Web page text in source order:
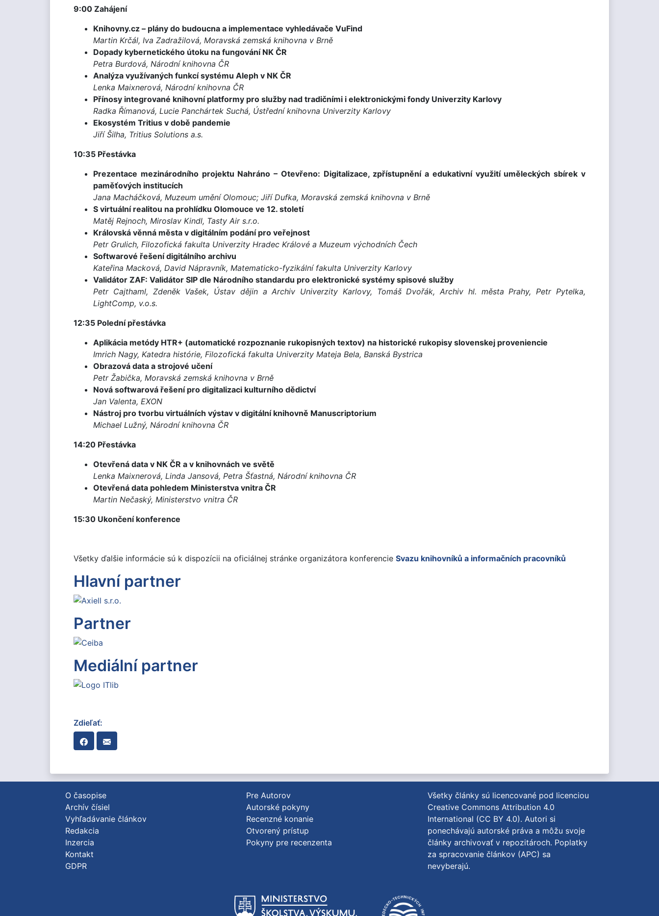
9:00 Zahájení
Knihovny.cz – plány do budoucna a implementace vyhledávače VuFind
Martin Krčál, Iva Zadražilová, Moravská zemská knihovna v Brně
Dopady kybernetického útoku na fungování NK ČR
Petra Burdová, Národní knihovna ČR
Analýza využívaných funkcí systému Aleph v NK ČR
Lenka Maixnerová, Národní knihovna ČR
Přínosy integrované knihovní platformy pro služby nad tradičními i elektronickými fondy Univerzity Karlovy
Radka Římanová, Lucie Panchártek Suchá, Ústřední knihovna Univerzity Karlovy
Ekosystém Tritius v době pandemie
Jiří Šilha, Tritius Solutions a.s.
10:35 Přestávka
Prezentace mezinárodního projektu Nahráno – Otevřeno: Digitalizace, zpřístupnění a edukativní využití uměleckých sbírek v
paměťových institucích
Jana Macháčková, Muzeum umění Olomouc; Jiří Dufka, Moravská zemská knihovna v Brně
S virtuální realitou na prohlídku Olomouce ve 12. století
Matěj Rejnoch, Miroslav Kindl, Tasty Air s.r.o.
Královská věnná města v digitálním podání pro veřejnost
Petr Grulich, Filozofická fakulta Univerzity Hradec Králové a Muzeum východních Čech
Softwarové řešení digitálního archivu
Kateřina Macková, David Nápravník, Matematicko-fyzikální fakulta Univerzity Karlovy
Validátor ZAF: Validátor SIP dle Národního standardu pro elektronické systémy spisové služby
Petr Cajthaml, Zdeněk Vašek, Ústav dějin a Archiv Univerzity Karlovy, Tomáš Dvořák, Archiv hl. města Prahy, Petr Pytelka,
LightComp, v.o.s.
12:35 Polední přestávka
Aplikácia metódy HTR+ (automatické rozpoznanie rukopisných textov) na historické rukopisy slovenskej proveniencie
Imrich Nagy, Katedra histórie, Filozofická fakulta Univerzity Mateja Bela, Banská Bystrica
Obrazová data a strojové učení
Petr Žabička, Moravská zemská knihovna v Brně
Nová softwarová řešení pro digitalizaci kulturního dědictví
Jan Valenta, EXON
Nástroj pro tvorbu virtuálních výstav v digitální knihovně Manuscriptorium
Michael Lužný, Národní knihovna ČR
14:20 Přestávka
Otevřená data v NK ČR a v knihovnách ve světě
Lenka Maixnerová, Linda Jansová, Petra Šťastná, Národní knihovna ČR
Otevřená data pohledem Ministerstva vnitra ČR
Martin Nečaský, Ministerstvo vnitra ČR
15:30 Ukončení konference
Všetky ďalšie informácie sú k dispozícii na oficiálnej stránke organizátora konferencie Svazu knihovníků a informačních pracovníků
Hlavní partner
Partner
Mediální partner
Zdieľať:
O časopise
Archív čísiel
Vyhľadávanie článkov
Redakcia
Inzercia
Kontakt
GDPR
Pre Autorov
Autorské pokyny
Recenzné konanie
Otvorený prístup
Pokyny pre recenzenta
Všetky články sú licencované pod licenciou
Creative Commons Attribution 4.0
International (CC BY 4.0). Autori si
ponechávajú autorské práva a môžu svoje
články archivovať v repozitároch. Poplatky
za spracovanie článkov (APC) sa
nevyberajú.